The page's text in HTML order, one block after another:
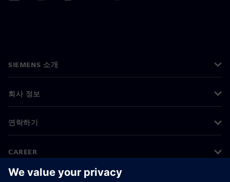
SIEMENS 소개
회사 정보
연락하기
CAREER